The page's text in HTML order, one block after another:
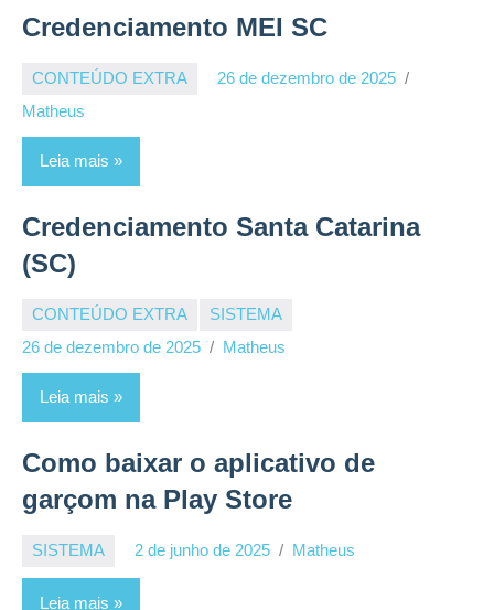
Credenciamento MEI SC
CONTEÚDO EXTRA
26 de dezembro de 2025
Matheus
Leia mais
Credenciamento Santa Catarina
(SC)
CONTEÚDO EXTRA
SISTEMA
26 de dezembro de 2025
Matheus
Leia mais
Como baixar o aplicativo de
garçom na Play Store
SISTEMA 2 de junho de 2025 Matheus
Leia mais